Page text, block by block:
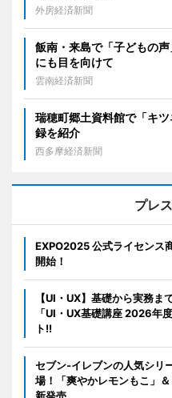
外房経済新聞
飯南・来島で「子どもの
にも目を向けて
雲南経済新聞
瑞穂町郷土資料館で「キ
録を紹介
西多摩経済新聞
プレ
EXPO2025 公式ライセンス
開始！
【UI・UX】基礎から実務
「UI・UX基礎講座 2026年
ト!!
セブン‐イレブンの人気シリ
場！「爽やかレモンもこ」